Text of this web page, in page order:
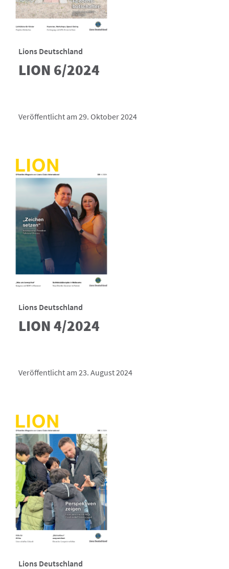
Lions Deutschland
LION 6/2024
Veröffentlicht am 29. Oktober 2024
Lions Deutschland
LION 4/2024
Veröffentlicht am 23. August 2024
Lions Deutschland